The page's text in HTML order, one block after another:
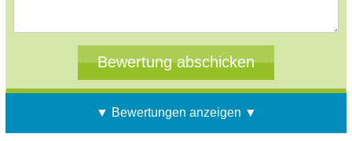
▼ Bewertungen anzeigen ▼